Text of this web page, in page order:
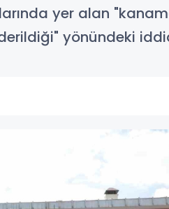
yer alan
yönündeki